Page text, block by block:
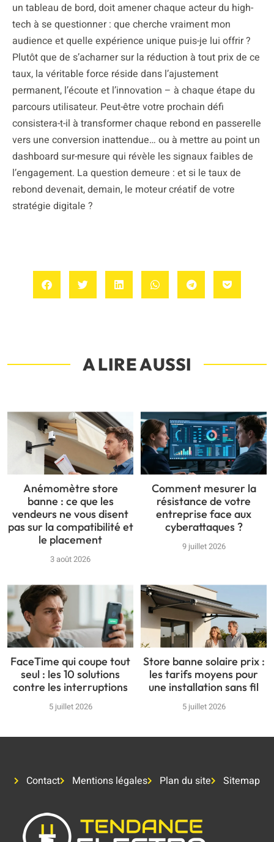
un tableau de bord, doit amener chaque acteur du high-
tech à se questionner : que cherche vraiment mon
audience et quelle expérience unique puis-je lui offrir ?
Plutôt que de s’acharner sur la réduction à tout prix de ce
taux, la véritable force réside dans l’ajustement
permanent, l’écoute et l’innovation – à chaque étape du
parcours utilisateur. Peut-être votre prochain défi
consistera-t-il à transformer chaque rebond en passerelle
vers une conversion inattendue… ou à mettre au point un
dashboard sur-mesure qui révèle les signaux faibles de
l’engagement. La question demeure : et si le taux de
rebond devenait, demain, le moteur créatif de votre
stratégie digitale ?
A LIRE AUSSI
Anémomètre store
banne : ce que les
vendeurs ne vous disent
pas sur la compatibilité et
le placement
3 août 2026
Comment mesurer la
résistance de votre
entreprise face aux
cyberattaques ?
9 juillet 2026
FaceTime qui coupe tout
seul : les 10 solutions
contre les interruptions
5 juillet 2026
Store banne solaire prix :
les tarifs moyens pour
une installation sans fil
5 juillet 2026
Contact Mentions légales Plan du site Sitemap